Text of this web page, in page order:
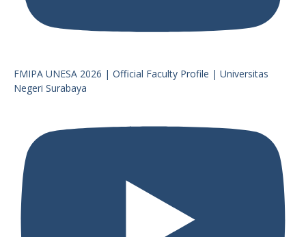
FMIPA UNESA 2026 | Official Faculty Profile | Universitas
Negeri Surabaya